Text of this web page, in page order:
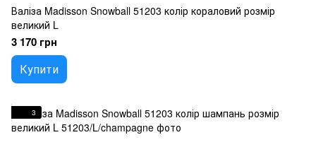
Валіза Madisson Snowball 51203 колір кораловий розмір
великий L
3 170 грн
Купити
3